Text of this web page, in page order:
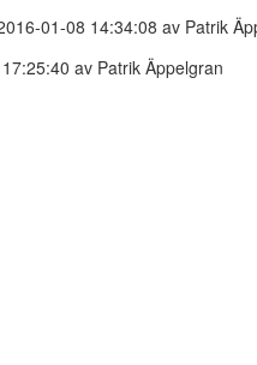
01-08 14:34:08 av Patrik
av Patrik Äppelgran